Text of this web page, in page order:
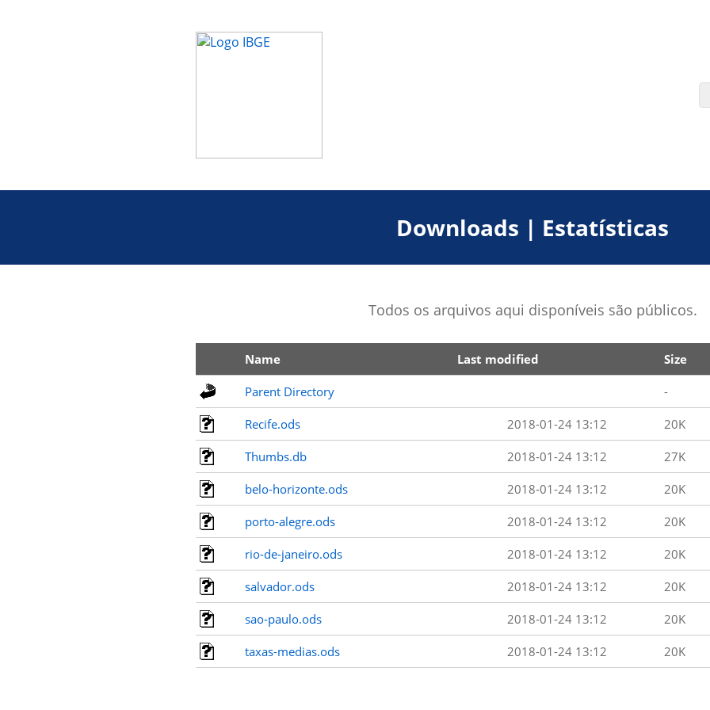
Downloads | Estatísticas
Todos os arquivos aqui disponíveis são públicos.
Name Last modified Size
Parent Directory -
Recife.ods 2018-01-24 13:12 20K
Thumbs.db 2018-01-24 13:12 27K
belo-horizonte.ods 2018-01-24 13:12 20K
porto-alegre.ods 2018-01-24 13:12 20K
rio-de-janeiro.ods 2018-01-24 13:12 20K
salvador.ods 2018-01-24 13:12 20K
sao-paulo.ods 2018-01-24 13:12 20K
taxas-medias.ods 2018-01-24 13:12 20K